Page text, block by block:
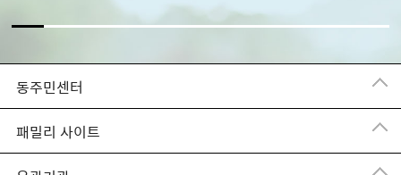
동주민센터
패밀리 사이트